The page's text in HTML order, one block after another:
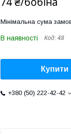
Мінімальна сума
В наявності Код: 48
Купити
+380 (50) 222-42-42